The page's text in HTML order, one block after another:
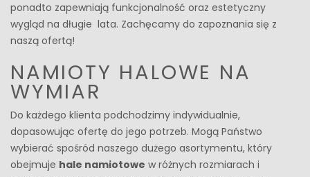
ponadto zapewniają funkcjonalność oraz estetyczny
wygląd na długie lata. Zachęcamy do zapoznania się z
naszą ofertą!
NAMIOTY HALOWE NA
WYMIAR
Do każdego klienta podchodzimy indywidualnie,
dopasowując ofertę do jego potrzeb. Mogą Państwo
wybierać spośród naszego dużego asortymentu, który
obejmuje hale namiotowe w różnych rozmiarach i